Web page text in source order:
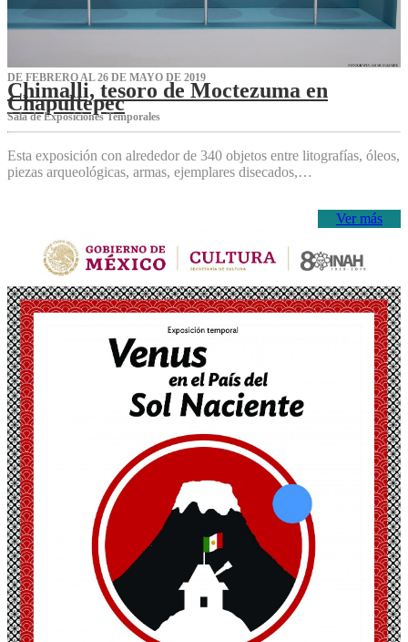
DE FEBRERO AL 26 DE MAYO DE 2019
Chimalli, tesoro de Moctezuma en
Chapultepec
Sala de Exposiciones Temporales
Esta exposición con alrededor de 340 objetos entre litografías, óleos,
piezas arqueológicas, armas, ejemplares disecados,…
Ver más